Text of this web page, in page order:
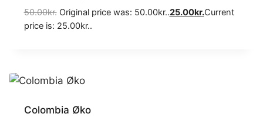
50.00kr. Original price was: 50.00kr..25.00kr.Current
price is: 25.00kr..
Colombia Øko